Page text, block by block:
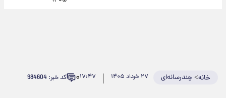
خانه> چندرسانه‌ای ۲۷ خرداد ۱۴۰۵ ۱۷:۴۷۰ کد خبر: 984604